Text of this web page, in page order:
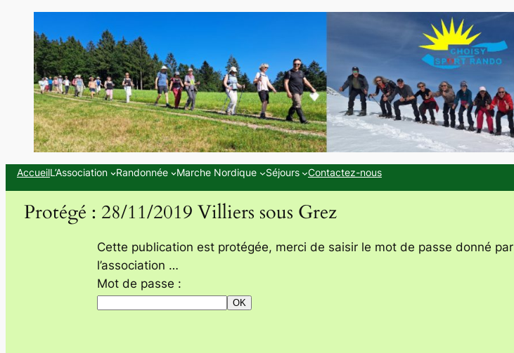
contenu
AccueilL’Association Randonnée Marche Nordique Séjours Contactez-nous
Protégé : 28/11/2019 Villiers sous Grez
Cette publication est protégée, merci de saisir le mot de passe donné par
l’association …
Mot de passe :